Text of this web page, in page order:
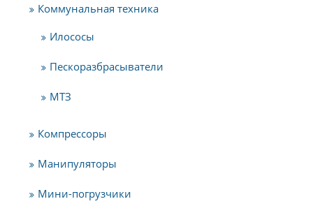
Коммунальная техника
Илососы
Пескоразбрасыватели
МТЗ
Компрессоры
Манипуляторы
Мини-погрузчики